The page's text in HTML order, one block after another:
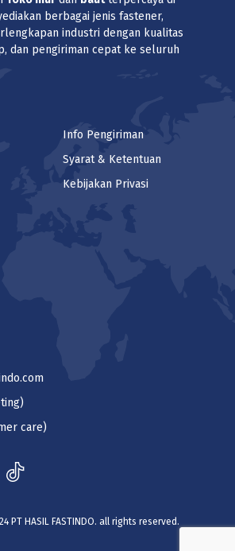
berbagai jenis fastener,
industri dengan kualitas
dan pengiriman cepat ke seluruh
Info Pengiriman
Syarat & Ketentuan
Kebijakan Privasi
care)
PT HASIL FASTINDO. all rights reserved.